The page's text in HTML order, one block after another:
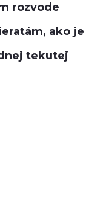
rozvode
ako je
tekutej